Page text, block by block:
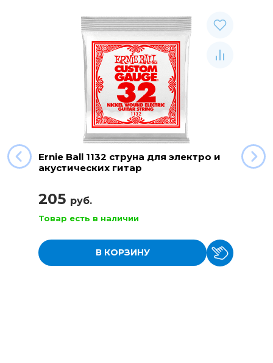
Ernie Ball 1132 струна для электро и
акустических гитар
205 руб.
Товар есть в наличии
В КОРЗИНУ